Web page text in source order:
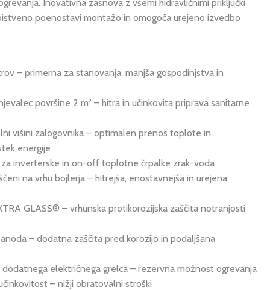
Inovativna zasnova z vsemi hidravličnimi priključki
poenostavi montažo in omogoča urejeno izvedbo
– primerna za stanovanja, manjša gospodinjstva in
površine 2 m² – hitra in učinkovita priprava sanitarne
višini zalogovnika – optimalen prenos toplote in
energije
inverterske in on-off toplotne črpalke zrak-voda
na vrhu bojlerja – hitrejša, enostavnejša in urejena
GLASS® – vrhunska protikorozijska zaščita notranjosti
– dodatna zaščita pred korozijo in podaljšana
električnega grelca – rezervna možnost ogrevanja
– nižji obratovalni stroški